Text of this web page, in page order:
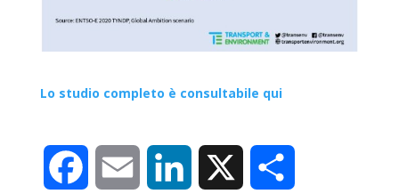
Lo studio completo è consultabile qui